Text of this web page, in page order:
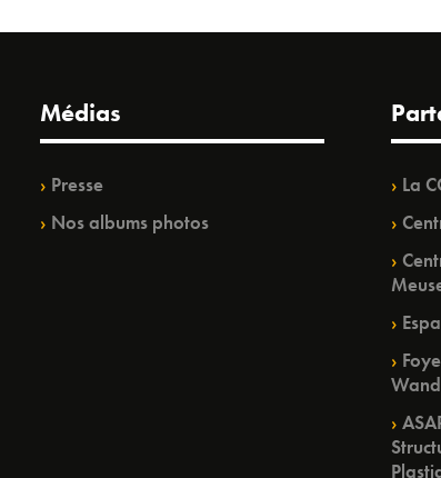
Médias
Presse
Nos albums photos
La